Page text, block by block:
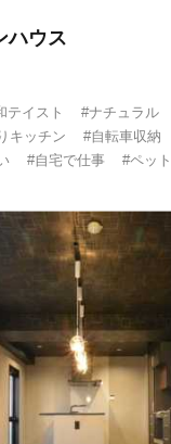
ハウス
テイスト
#ナチュラル
キッチン
#自転車収納
#自宅で仕事 #ペッ